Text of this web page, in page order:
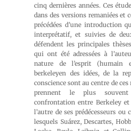
cinq dernières années. Ces
dans des versions remaniées et
précédées d’une introduction
interprétatif, et suivies de
défendent les principales
qui ont été adressées à
nature de l’esprit
berkeleyen des idées, de la
conscience sont au centre de
prennent le plus
confrontation entre Berkeley et
l’autre de ses prédécesseurs
lesquels Suárez, Descartes,